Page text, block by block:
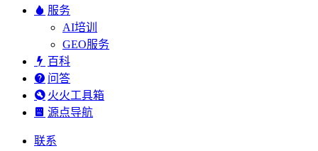
服务
AI培训
GEO服务
百科
问答
火火工具箱
源点导航
联系